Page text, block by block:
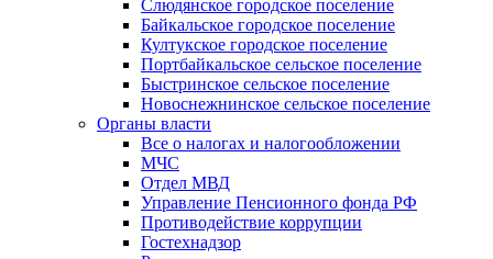
Слюдянское городское поселение
Байкальское городское поселение
Култукское городское поселение
Портбайкальское сельское поселение
Быстринское сельское поселение
Новоснежнинское сельское поселение
Органы власти
Все о налогах и налогообложении
МЧС
Отдел МВД
Управление Пенсионного фонда РФ
Противодействие коррупции
Гостехнадзор